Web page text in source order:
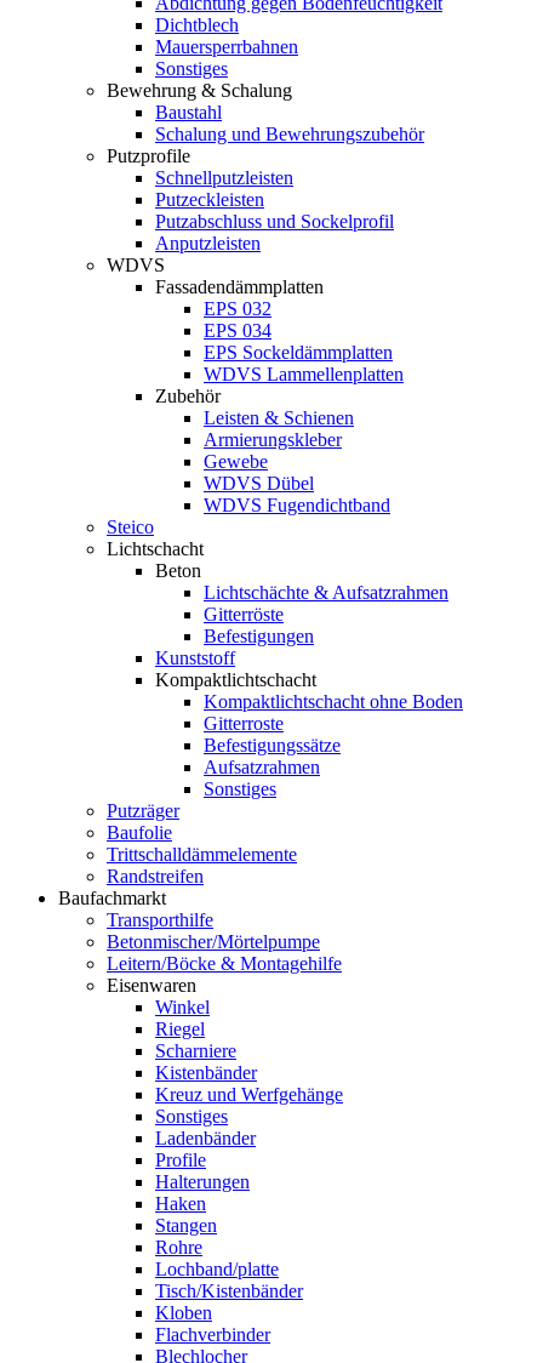
Dichtblech
Mauersperrbahnen
Sonstiges
Bewehrung & Schalung
Baustahl
Schalung und Bewehrungszubehör
Putzprofile
Schnellputzleisten
Putzeckleisten
Putzabschluss und Sockelprofil
Anputzleisten
WDVS
Fassadendämmplatten
EPS 032
EPS 034
EPS Sockeldämmplatten
WDVS Lammellenplatten
Zubehör
Leisten & Schienen
Armierungskleber
Gewebe
WDVS Dübel
WDVS Fugendichtband
Steico
Lichtschacht
Beton
Lichtschächte & Aufsatzrahmen
Gitterröste
Befestigungen
Kunststoff
Kompaktlichtschacht
Kompaktlichtschacht ohne Boden
Gitterroste
Befestigungssätze
Aufsatzrahmen
Sonstiges
Putzräger
Baufolie
Trittschalldämmelemente
Randstreifen
Baufachmarkt
Transporthilfe
Betonmischer/Mörtelpumpe
Leitern/Böcke & Montagehilfe
Eisenwaren
Winkel
Riegel
Scharniere
Kistenbänder
Kreuz und Werfgehänge
Sonstiges
Ladenbänder
Profile
Halterungen
Haken
Stangen
Rohre
Lochband/platte
Tisch/Kistenbänder
Kloben
Flachverbinder
Blechlocher